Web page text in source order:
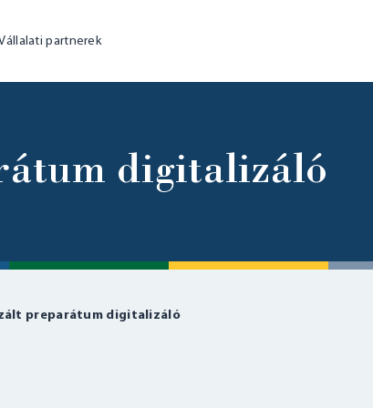
partnerek
digitalizáló
preparátum digitalizáló